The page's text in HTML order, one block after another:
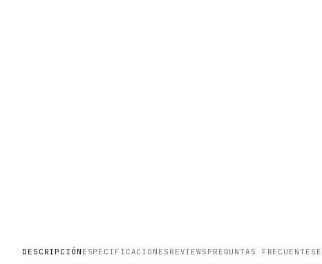
DESCRIPCIÓN ESPECIFICACIONES REVIEWS PREGUNTAS FRECUENTES